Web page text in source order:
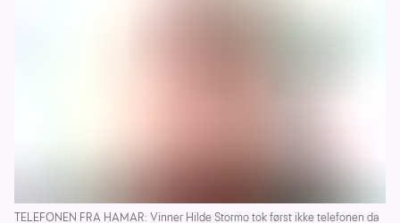
TELEFONEN FRA HAMAR: Vinner Hilde Stormo tok først ikke telefonen da